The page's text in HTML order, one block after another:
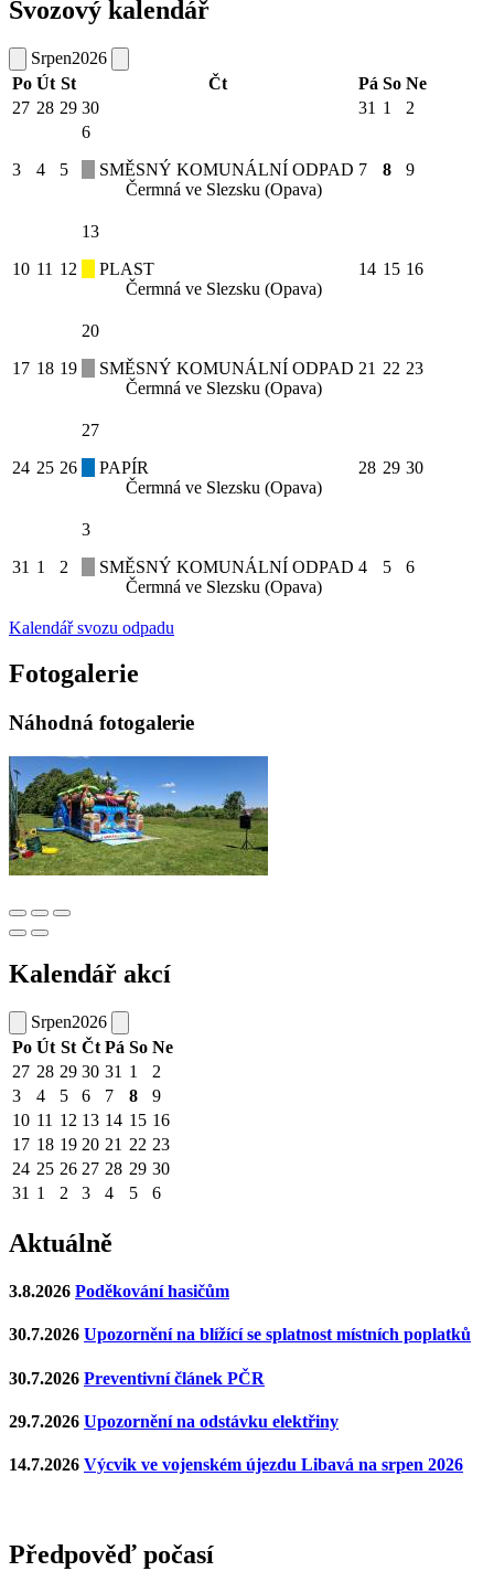
Svozový kalendář
Srpen2026
Po Út St Čt Pá So Ne
27 28 29 30 31 1 2
3 4 5
6
SMĚSNÝ KOMUNÁLNÍ ODPAD
Čermná ve Slezsku (Opava)
7 8 9
10 11 12
13
PLAST
Čermná ve Slezsku (Opava)
14 15 16
17 18 19
20
SMĚSNÝ KOMUNÁLNÍ ODPAD
Čermná ve Slezsku (Opava)
21 22 23
24 25 26
27
PAPÍR
Čermná ve Slezsku (Opava)
28 29 30
31 1 2
3
SMĚSNÝ KOMUNÁLNÍ ODPAD
Čermná ve Slezsku (Opava)
4 5 6
Kalendář svozu odpadu
Fotogalerie
Náhodná fotogalerie
Kalendář akcí
Srpen2026
Po Út St Čt Pá So Ne
27 28 29 30 31 1
2
3
4 5 6 7 8
9
10 11 12 13 14 15 16
17 18 19 20 21 22 23
24 25 26 27 28 29 30
31 1 2 3 4 5 6
Aktuálně
3.8.2026 Poděkování hasičům
30.7.2026 Upozornění na blížící se splatnost místních poplatků
30.7.2026 Preventivní článek PČR
29.7.2026 Upozornění na odstávku elektřiny
14.7.2026 Výcvik ve vojenském újezdu Libavá na srpen 2026
Předpověď počasí